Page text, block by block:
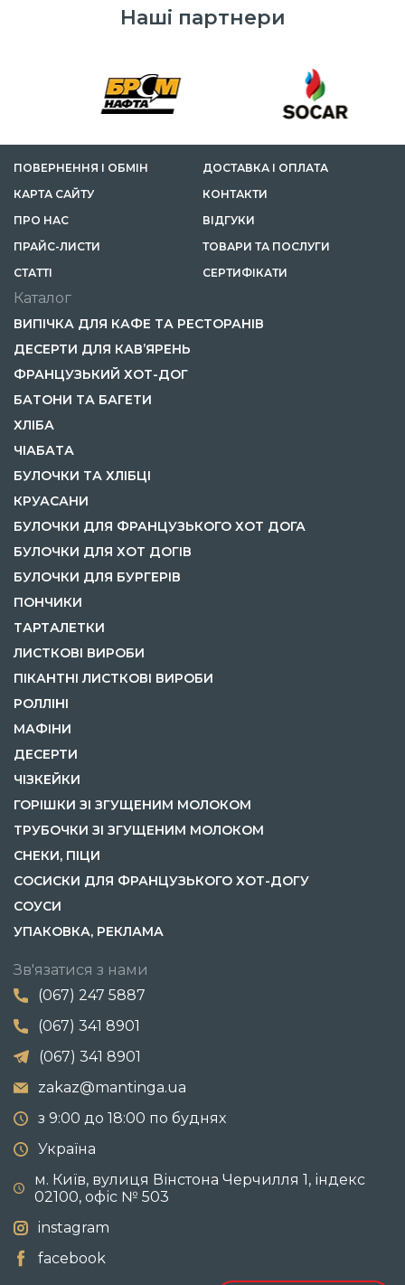
Наші партнери
ПОВЕРНЕННЯ І ОБМІН
ДОСТАВКА І ОПЛАТА
КАРТА САЙТУ
КОНТАКТИ
ПРО НАС
ВІДГУКИ
ПРАЙС-ЛИСТИ
ТОВАРИ ТА ПОСЛУГИ
СТАТТІ
СЕРТИФІКАТИ
Каталог
ВИПІЧКА ДЛЯ КАФЕ ТА РЕСТОРАНІВ
ДЕСЕРТИ ДЛЯ КАВ’ЯРЕНЬ
ФРАНЦУЗЬКИЙ ХОТ-ДОГ
БАТОНИ ТА БАГЕТИ
ХЛІБА
ЧІАБАТА
БУЛОЧКИ ТА ХЛІБЦІ
КРУАСАНИ
БУЛОЧКИ ДЛЯ ФРАНЦУЗЬКОГО ХОТ ДОГА
БУЛОЧКИ ДЛЯ ХОТ ДОГІВ
БУЛОЧКИ ДЛЯ БУРГЕРІВ
ПОНЧИКИ
ТАРТАЛЕТКИ
ЛИСТКОВІ ВИРОБИ
ПІКАНТНІ ЛИСТКОВІ ВИРОБИ
РОЛЛІНІ
МАФІНИ
ДЕСЕРТИ
ЧІЗКЕЙКИ
ГОРІШКИ ЗІ ЗГУЩЕНИМ МОЛОКОМ
ТРУБОЧКИ ЗІ ЗГУЩЕНИМ МОЛОКОМ
СНЕКИ, ПІЦИ
СОСИСКИ ДЛЯ ФРАНЦУЗЬКОГО ХОТ-ДОГУ
СОУСИ
УПАКОВКА, РЕКЛАМА
Зв'язатися з нами
(067) 247 5887
(067) 341 8901
(067) 341 8901
zakaz@mantinga.ua
з 9:00 до 18:00 по буднях
Україна
м. Київ, вулиця Вінстона Черчилля 1, індекс
02100, офіс № 503
instagram
facebook